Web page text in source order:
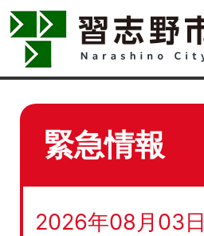
緊急情報
2026年08月03日